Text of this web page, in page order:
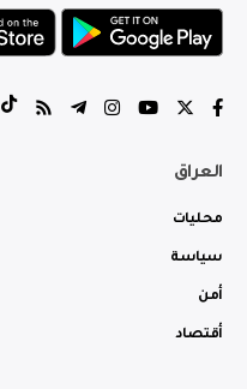
العراق
محليات
سياسة
أمن
أقتصاد